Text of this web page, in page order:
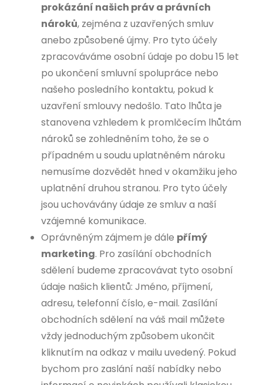
prokázání našich práv a právních
nároků, zejména z uzavřených smluv
anebo způsobené újmy. Pro tyto účely
zpracováváme osobní údaje po dobu 15 let
po ukončení smluvní spolupráce nebo
našeho posledního kontaktu, pokud k
uzavření smlouvy nedošlo. Tato lhůta je
stanovena vzhledem k promlčecím lhůtám
nároků se zohledněním toho, že se o
případném u soudu uplatněném nároku
nemusíme dozvědět hned v okamžiku jeho
uplatnění druhou stranou. Pro tyto účely
jsou uchovávány údaje ze smluv a naší
vzájemné komunikace.
Oprávněným zájmem je dále přímý
marketing. Pro zasílání obchodních
sdělení budeme zpracovávat tyto osobní
údaje našich klientů: Jméno, příjmení,
adresu, telefonní číslo, e-mail. Zasílání
obchodních sdělení na váš mail můžete
vždy jednoduchým způsobem ukončit
kliknutím na odkaz v mailu uvedený. Pokud
bychom pro zaslání naší nabídky nebo